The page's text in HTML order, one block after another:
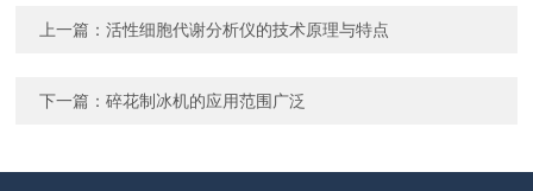
上一篇：活性细胞代谢分析仪的技术原理与特点
下一篇：碎花制冰机的应用范围广泛